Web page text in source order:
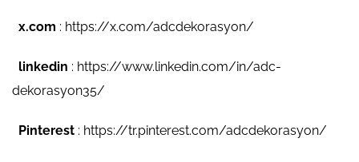
x.com : https://x.com/adcdekorasyon/
linkedin : https://www.linkedin.com/in/adc-
dekorasyon35/
Pinterest : https://tr.pinterest.com/adcdekorasyon/